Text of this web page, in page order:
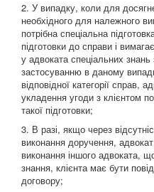
2. У випадку, коли для
необхідного для належного
потрібна спеціальна
підготовки до справи і
у адвоката спеціальних
застосуванню в даному
відповідної категорії справ,
укладення угоди з клієнтом
такої підготовки;
3. В разі, якщо через
виконання доручення,
виконання іншого адвоката,
знання, клієнта має бути
договору;